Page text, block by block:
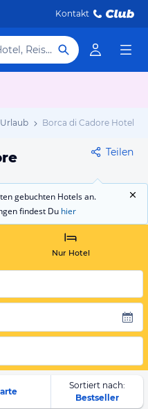
Kontakt
Hotel, Reiseziel
Borca di Cadore Hotels
Teilen
gebuchten Hotels an.
findest Du hier
Nur Hotel
Sortiert nach:
Bestseller